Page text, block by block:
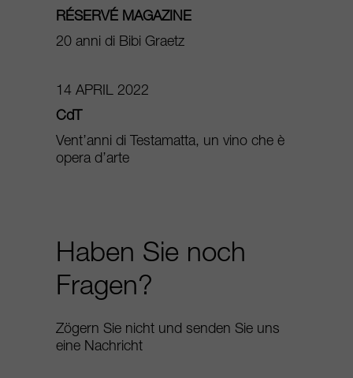
RÉSERVÉ MAGAZINE
20 anni di Bibi Graetz
14 APRIL 2022
CdT
Vent’anni di Testamatta, un vino che è
opera d’arte
Haben Sie noch
Fragen?
Zögern Sie nicht und senden Sie uns
eine Nachricht